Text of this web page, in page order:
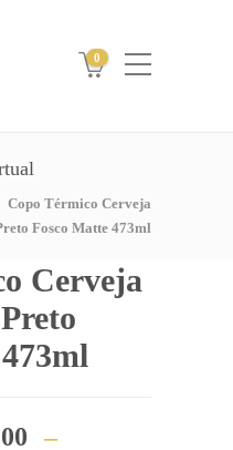
0
Copo Térmico Cerveja
Fosco Matte 473ml
Cerveja
–